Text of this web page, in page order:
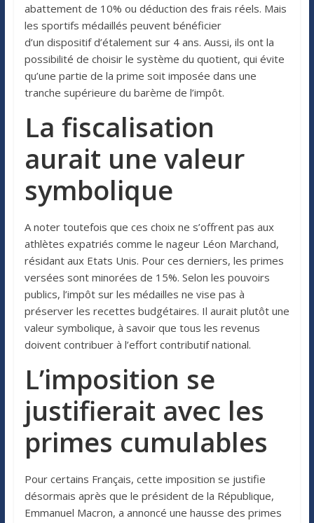
abattement de 10% ou déduction des frais réels. Mais
les sportifs médaillés peuvent bénéficier
d’un dispositif d’étalement sur 4 ans. Aussi, ils ont la
possibilité de choisir le système du quotient, qui évite
qu’une partie de la prime soit imposée dans une
tranche supérieure du barème de l’impôt.
La fiscalisation
aurait une valeur
symbolique
A noter toutefois que ces choix ne s’offrent pas aux
athlètes expatriés comme le nageur Léon Marchand,
résidant aux Etats Unis. Pour ces derniers, les primes
versées sont minorées de 15%. Selon les pouvoirs
publics, l’impôt sur les médailles ne vise pas à
préserver les recettes budgétaires. Il aurait plutôt une
valeur symbolique, à savoir que tous les revenus
doivent contribuer à l’effort contributif national.
L’imposition se
justifierait avec les
primes cumulables
Pour certains Français, cette imposition se justifie
désormais après que le président de la République,
Emmanuel Macron, a annoncé une hausse des primes